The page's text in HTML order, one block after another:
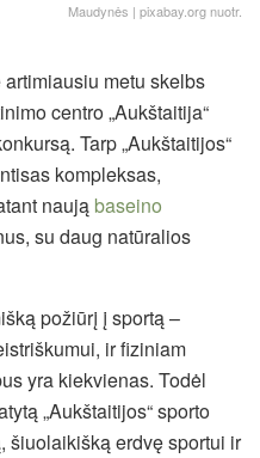
Maudynės | pixabay.org nuotr.
metu skelbs
centro „Aukštaitija“
Tarp „Aukštaitijos“
kompleksas,
naują baseino
su daug natūralios
požiūrį į sportą –
ir fiziniam
yra kiekvienas. Todėl
„Aukštaitijos“ sporto
šiuolaikišką erdvę sportui ir